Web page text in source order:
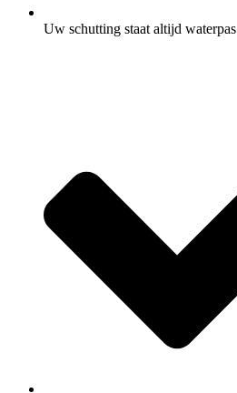
Uw schutting staat altijd waterpas